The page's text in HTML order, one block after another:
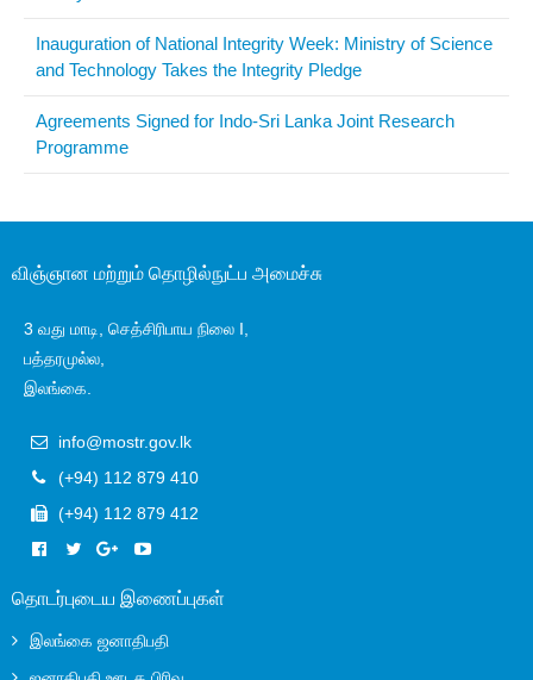
Inauguration of National Integrity Week: Ministry of Science
and Technology Takes the Integrity Pledge
Agreements Signed for Indo-Sri Lanka Joint Research
Programme
விஞ்ஞான மற்றும் தொழில்நுட்ப அமைச்சு
3 வது மாடி, செத்சிரிபாய நிலை I,
பத்தரமுல்ல,
இலங்கை.
info@mostr.gov.lk
(+94) 112 879 410
(+94) 112 879 412
தொடர்புடைய இணைப்புகள்
இலங்கை ஜனாதிபதி